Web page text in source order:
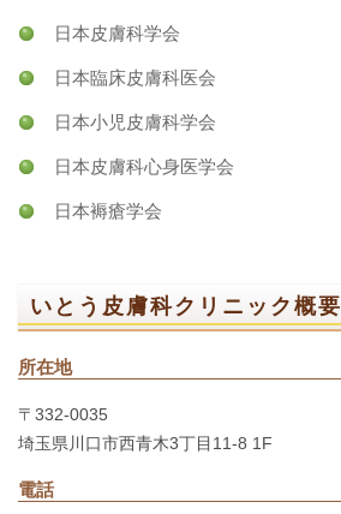
日本皮膚科学会
日本臨床皮膚科医会
日本小児皮膚科学会
日本皮膚科心身医学会
日本褥瘡学会
いとう皮膚科クリニック概要
所在地
〒332-0035
埼玉県川口市西青木3丁目11-8 1F
電話